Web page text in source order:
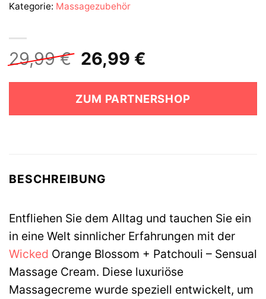
29,99€ Ursprünglicher
Preis
war:
29,99 €
26,99 €
ist:
26,99 €.
ZUM PARTNERSHOP
Kategorie: Massagezubehör
BESCHREIBUNG
Entfliehen Sie dem Alltag und tauchen Sie ein
in eine Welt sinnlicher Erfahrungen mit der
Wicked Orange Blossom + Patchouli – Sensual
Massage Cream. Diese luxuriöse
Massagecreme wurde speziell entwickelt, um